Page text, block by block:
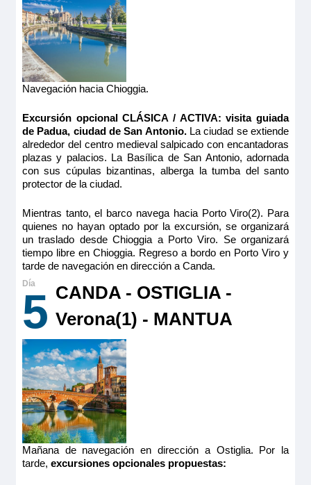
Navegación hacia Chioggia.
Excursión opcional CLÁSICA / ACTIVA:visita guiada
de Padua, ciudad de San Antonio.La ciudad se extiende
alrededor del centro medieval salpicado con encantadoras
plazas y palacios. La Basílica de San Antonio, adornada
con sus cúpulas bizantinas, alberga la tumba del santo
protector de la ciudad.
Mientras tanto, el barco navega hacia Porto Viro(2). Para
quienes no hayan optado por la excursión, se organizará
un traslado desde Chioggia a Porto Viro. Se organizará
tiempo libre en Chioggia. Regreso a bordo en Porto Viro y
tarde de navegación en dirección a Canda.
5 CANDA - OSTIGLIA -
Verona(1) - MANTUA
Mañana de navegación en dirección a Ostiglia. Por la
tarde, excursiones opcionales propuestas: